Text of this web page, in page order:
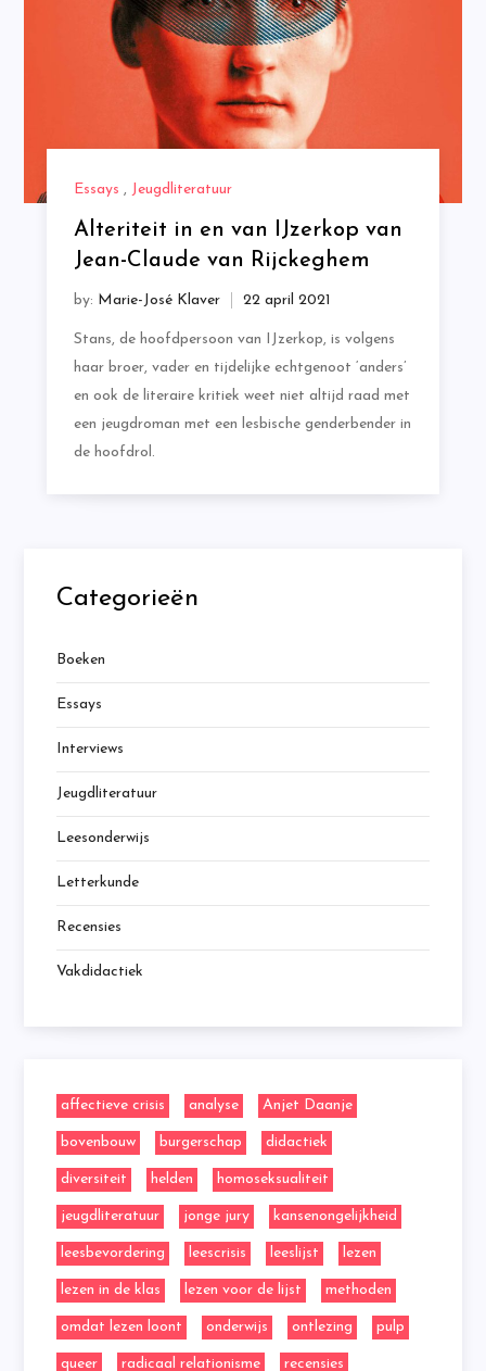
Essays , Jeugdliteratuur
Alteriteit in en van IJzerkop van
Jean-Claude van Rijckeghem
by: Marie-José Klaver
Stans, de hoofdpersoon van IJzerkop, is volgens
haar broer, vader en tijdelijke echtgenoot ‘anders’
en ook de literaire kritiek weet niet altijd raad met
een jeugdroman met een lesbische genderbender in
de hoofdrol.
Categorieën
Boeken
Essays
Interviews
Jeugdliteratuur
Leesonderwijs
Letterkunde
Recensies
Vakdidactiek
affectieve crisis analyse Anjet Daanje
bovenbouw burgerschap didactiek
diversiteit helden homoseksualiteit
jeugdliteratuur jonge jury kansenongelijkheid
leesbevordering leescrisis leeslijst lezen
lezen in de klas lezen voor de lijst methoden
omdat lezen loont onderwijs ontlezing pulp
queer radicaal relationisme recensies